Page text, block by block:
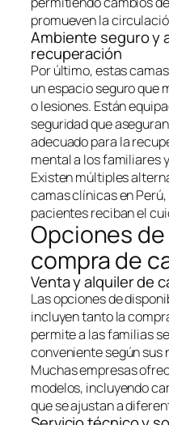
promueven la
Ambiente seguro y
recuperación
Por último, estas
un espacio seguro que
o lesiones. Están
seguridad que
adecuado para la
mental a los familiares
Existen múltiples
camas clínicas en
pacientes reciban el
Opciones
compra de
Venta y alquiler de
Las opciones de
incluyen tanto la
permite a las familias
conveniente según sus
Muchas empresas
modelos, incluyendo
que se ajustan a